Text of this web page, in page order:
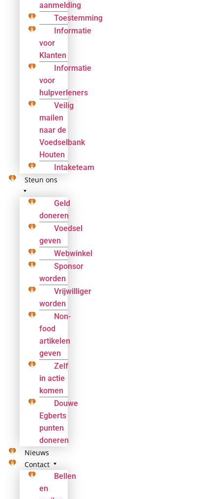
aanmelding
Toestemming
Informatie
voor
Klanten
Informatie
voor
hulpverleners
Veilig
mailen
naar de
Voedselbank
Houten
Intaketeam
Steun ons
Geld
doneren
Voedsel
geven
Webwinkel
Sponsor
worden
Vrijwilliger
worden
Non-
food
artikelen
geven
Zelf
in actie
komen
Douwe
Egberts
punten
doneren
Nieuws
Contact
Bellen
en